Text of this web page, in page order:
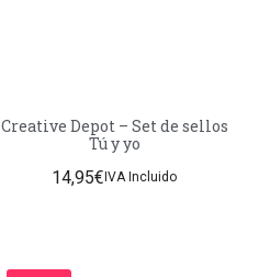
Creative Depot – Set de sellos
Tú y yo
14,95€ IVA Incluido